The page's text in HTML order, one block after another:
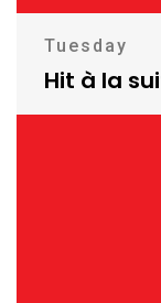
Tuesday
Hit à la